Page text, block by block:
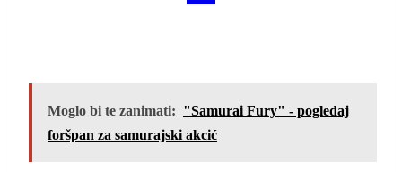
Moglo bi te zanimati: "Samurai Fury" - pogledaj
foršpan za samurajski akcić